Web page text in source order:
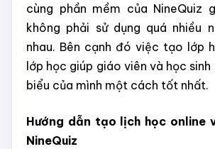
cùng phần mềm của NineQuiz
không phải sử dụng quá nhiều
nhau. Bên cạnh đó việc tạo lớp
lớp học giúp giáo viên và học
biểu của mình một cách tốt nhất.
Hướng dẫn tạo lịch học online
NineQuiz